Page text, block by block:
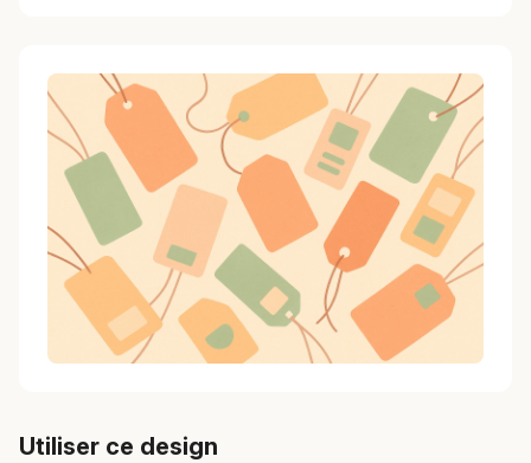
Utiliser ce design